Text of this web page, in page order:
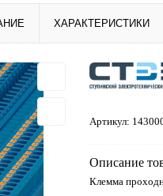
ХАРАКТЕРИСТИКИ
Артикул:
Описание
Клемма